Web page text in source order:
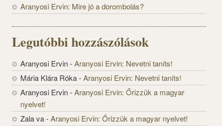
Aranyosi Ervin: Mire jó a dorombolás?
Legutóbbi hozzászólások
Aranyosi Ervin-Aranyosi Ervin: Nevetni taníts!
Mária Klára Róka-Aranyosi Ervin: Nevetni taníts!
Aranyosi Ervin-Aranyosi Ervin: Őrizzük a magyar
nyelvet!
Zala va-Aranyosi Ervin: Őrizzük a magyar nyelvet!